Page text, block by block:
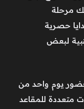
مرحلة
حصرية
لبعض
حضور يوم واحد من
متعددة للمقاعد